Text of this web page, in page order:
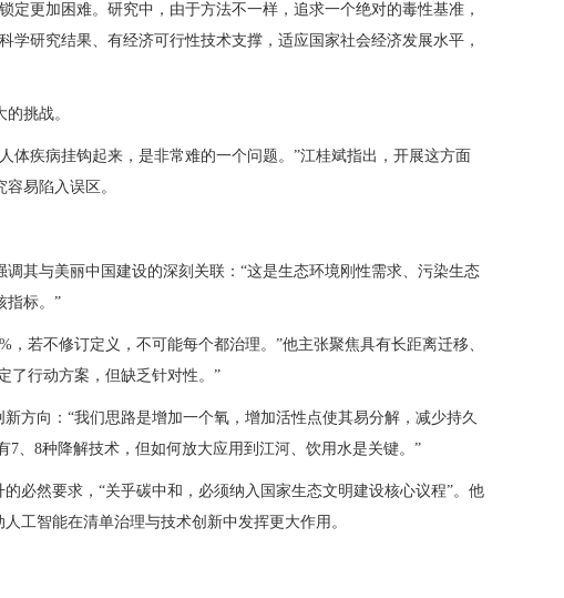
更加困难。研究中，由于方法不一样，追求一个绝对的毒性基准，
研究结果、有经济可行性技术支撑，适应国家社会经济发展水平，
挑战。
疾病挂钩起来，是非常难的一个问题。”江桂斌指出，开展这方面
易陷入误区。
其与美丽中国建设的深刻关联：“这是生态环境刚性需求、污染生态
指标。”
若不修订定义，不可能每个都治理。”他主张聚焦具有长距离迁移、
了行动方案，但缺乏针对性。”
方向：“我们思路是增加一个氧，增加活性点使其易分解，减少持久
、8种降解技术，但如何放大应用到江河、饮用水是关键。”
必然要求，“关乎碳中和，必须纳入国家生态文明建设核心议程”。他
工智能在清单治理与技术创新中发挥更大作用。